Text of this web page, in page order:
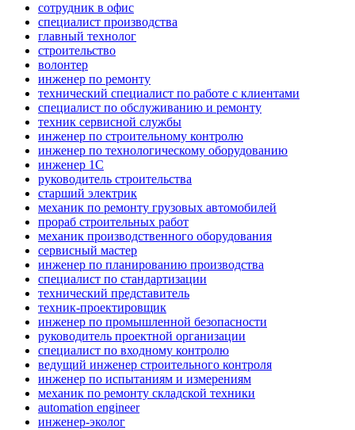
сотрудник в офис
специалист производства
главный технолог
строительство
волонтер
инженер по ремонту
технический специалист по работе с клиентами
специалист по обслуживанию и ремонту
техник сервисной службы
инженер по строительному контролю
инженер по технологическому оборудованию
инженер 1С
руководитель строительства
старший электрик
механик по ремонту грузовых автомобилей
прораб строительных работ
механик производственного оборудования
сервисный мастер
инженер по планированию производства
специалист по стандартизации
технический представитель
техник-проектировщик
инженер по промышленной безопасности
руководитель проектной организации
специалист по входному контролю
ведущий инженер строительного контроля
инженер по испытаниям и измерениям
механик по ремонту складской техники
automation engineer
инженер-эколог